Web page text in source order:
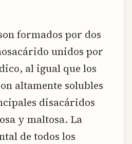
formados por dos
unidos por
al igual que los
altamente solubles
disacáridos
y maltosa. La
de todos los